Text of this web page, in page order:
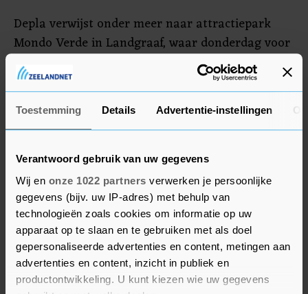
Toestemming Details Advertentie-instellingen
Verantwoord gebruik van uw gegevens
Wij en onze 1022 partners verwerken je persoonlijke
gegevens (bijv. uw IP-adres) met behulp van
technologieën zoals cookies om informatie op uw
apparaat op te slaan en te gebruiken met als doel
gepersonaliseerde advertenties en content, metingen aan
advertenties en content, inzicht in publiek en
productontwikkeling. U kunt kiezen wie uw gegevens
Depla verwijst onder meer naar attractiepark
Mondo Verde in Landgraaf, waar donderdag voor
het eerst mondkapjes aan bezoekers werden
uitgedeeld in verband met de grote drukte. "Wat
is veiliger", vraagt Depla zich af. "Mondkapjes of
afstand houden. We moeten duidelijkheid krijgen
het houden van afstand."